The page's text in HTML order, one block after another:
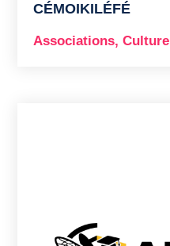
CÉMOIKILÉFÉ
Associations,Culture